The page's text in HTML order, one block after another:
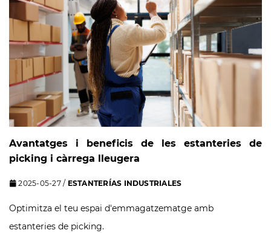
Avantatges i beneficis de les estanteries de
picking i càrrega lleugera
2025-05-27/ ESTANTERÍAS INDUSTRIALES
Optimitza el teu espai d'emmagatzematge amb
estanteries de picking.